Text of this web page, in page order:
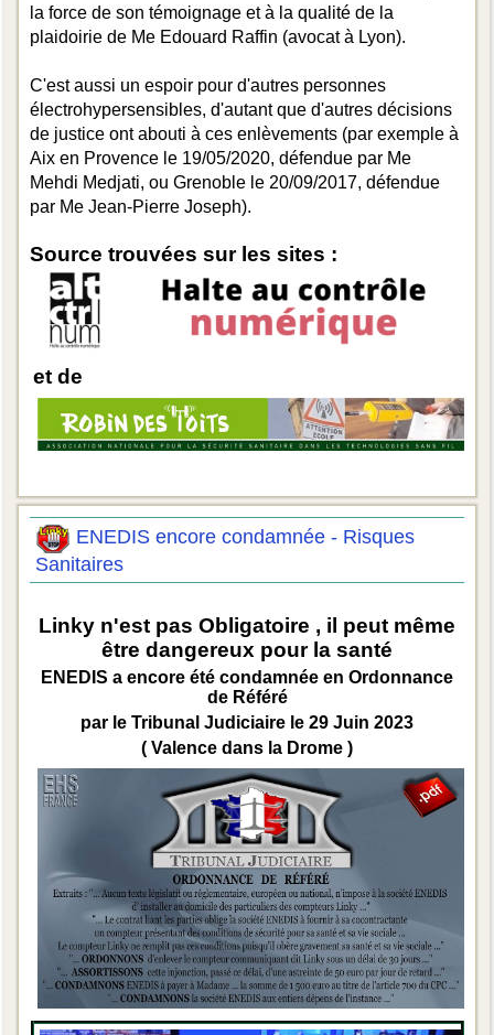
la force de son témoignage et à la qualité de la
plaidoirie de Me Edouard Raffin (avocat à Lyon).
C'est aussi un espoir pour d'autres personnes
électrohypersensibles, d'autant que d'autres décisions
de justice ont abouti à ces enlèvements (par exemple à
Aix en Provence le 19/05/2020, défendue par Me
Mehdi Medjati, ou Grenoble le 20/09/2017, défendue
par Me Jean-Pierre Joseph).
Source trouvées sur les sites :
et de
ENEDIS encore condamnée - Risques
Sanitaires
Linky n'est pas Obligatoire , il peut même
être dangereux pour la santé
ENEDIS a encore été condamnée en Ordonnance
de Référé
par le Tribunal Judiciaire le 29 Juin 2023
( Valence dans la Drome )